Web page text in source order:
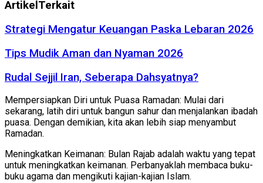
Artikel Terkait
Strategi Mengatur Keuangan Paska Lebaran 2026
Tips Mudik Aman dan Nyaman 2026
Rudal Sejjil Iran, Seberapa Dahsyatnya?
Mempersiapkan Diri untuk Puasa Ramadan: Mulai dari
sekarang, latih diri untuk bangun sahur dan menjalankan ibadah
puasa. Dengan demikian, kita akan lebih siap menyambut
Ramadan.
Meningkatkan Keimanan: Bulan Rajab adalah waktu yang tepat
untuk meningkatkan keimanan. Perbanyaklah membaca buku-
buku agama dan mengikuti kajian-kajian Islam.